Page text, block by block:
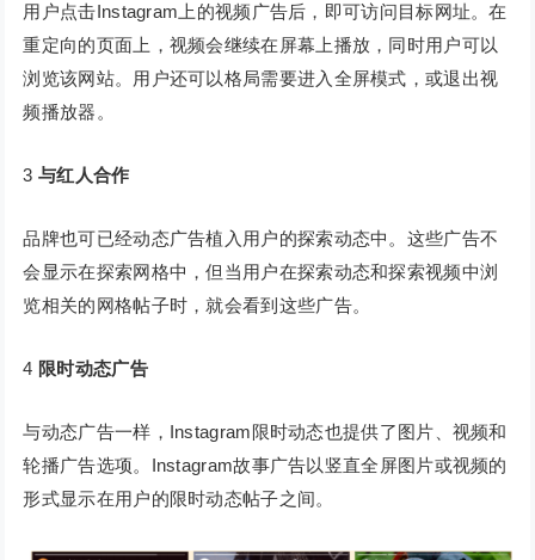
用户点击Instagram上的视频广告后，即可访问目标网址。在
重定向的页面上，视频会继续在屏幕上播放，同时用户可以
浏览该网站。用户还可以格局需要进入全屏模式，或退出视
频播放器。
3与红人合作
品牌也可已经动态广告植入用户的探索动态中。这些广告不
会显示在探索网格中，但当用户在探索动态和探索视频中浏
览相关的网格帖子时，就会看到这些广告。
4 限时动态广告
与动态广告一样，Instagram限时动态也提供了图片、视频和
轮播广告选项。Instagram故事广告以竖直全屏图片或视频的
形式显示在用户的限时动态帖子之间。